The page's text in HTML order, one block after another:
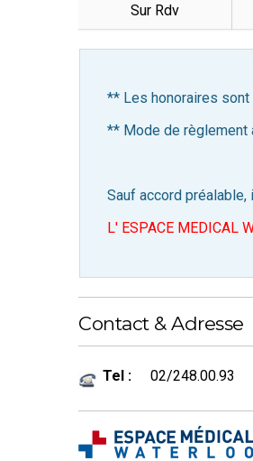
Sur Rdv
** Les honoraires
** Mode de règlement
Sauf accord
L' ESPACE MEDICAL
Contact & Adresse
Tel : 02/248.00.93